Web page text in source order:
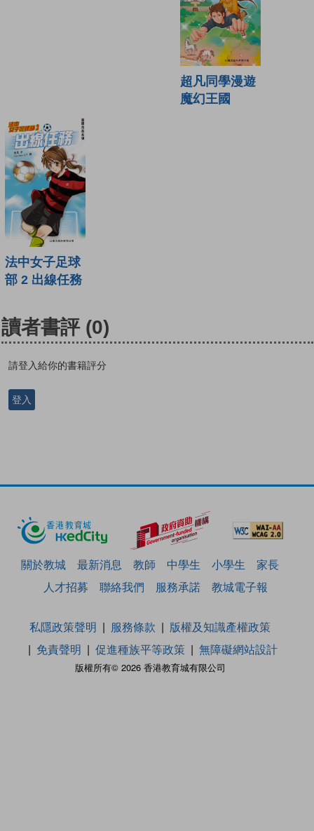
超凡同學漫遊
魔幻王國
法中女子足球
部 2 出線任務
讀者書評 (0)
請登入給你的書籍評分
登入
關於教城 最新消息 教師 中學生 小學生
家長
人才招募
聯絡我們 服務承諾 教城電子報
版權所有© 2026 香港教育城有限公司
私隱政策聲明 服務條款
版權及知識產權政策
免責聲明
促進種族平等政策 無障礙網站設計